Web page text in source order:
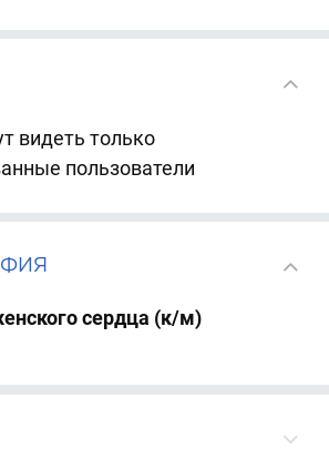
видеть только
пользователи
сердца (к/м)